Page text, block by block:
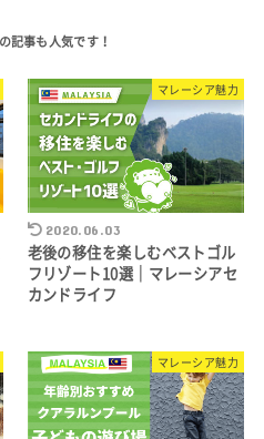
マレーシア魅力
2020.06.03
老後の移住を楽しむベストゴル
フリゾート10選｜マレーシアセ
カンドライフ
マレーシア魅力